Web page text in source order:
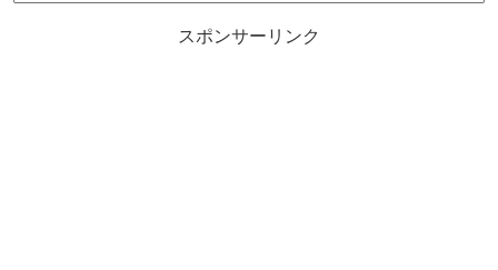
スポンサーリンク